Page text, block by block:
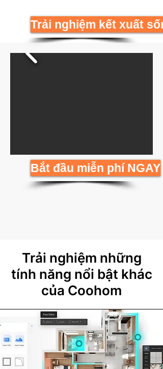
Trải nghiệm kết xuất
Bắt đầu miễn phí NGAY
Trải nghiệm những
tính năng nổi bật khác
của Coohom